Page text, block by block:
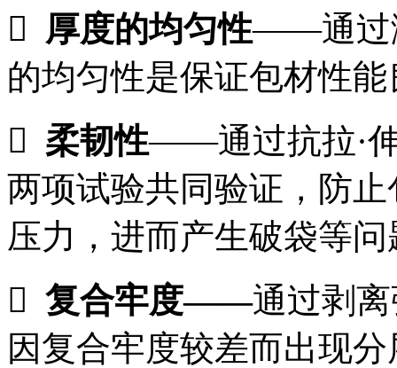
 厚度的均匀性——通过
的均匀性是保证包材性
 柔韧性——通过抗拉·
两项试验共同验证，防
压力，进而产生破袋等问
 复合牢度——通过剥
因复合牢度较差而出现